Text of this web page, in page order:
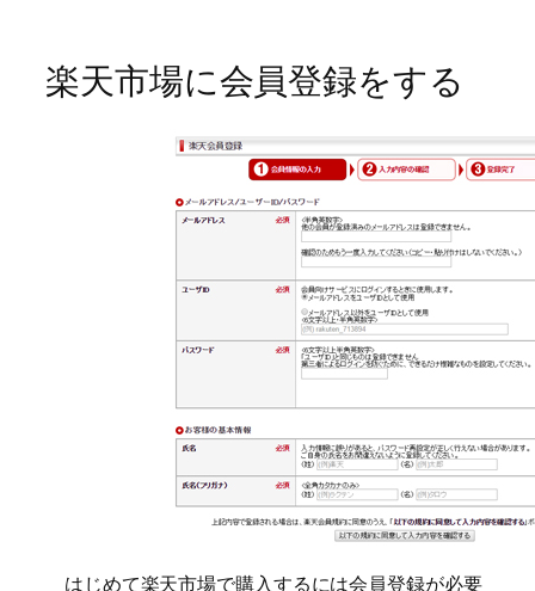
楽天市場に会員登録をする
はじめて楽天市場で購入するには会員登録が必要